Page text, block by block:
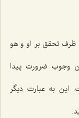
ظرف تحقق بر او و هو
وجوب ضرورت پیدا
به عبارت دیگر